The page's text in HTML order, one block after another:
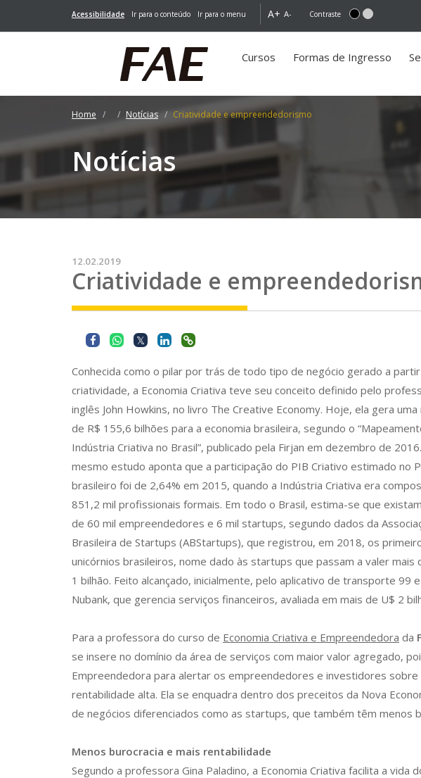
Acessibilidade Ir para o conteúdo Ir para o menu A+ A- Contraste
Cursos Formas de Ingresso
Home Notícias Criatividade e empreendedorismo
Notícias
12.02.2019
Criatividade e
Conhecida como o pilar por trás de todo tipo de negócio gerado a
criatividade, a Economia Criativa teve seu conceito definido pelo
inglês John Howkins, no livro The Creative Economy. Hoje, ela gera uma
de R$ 155,6 bilhões para a economia brasileira, segundo o
Indústria Criativa no Brasil”, publicado pela Firjan em dezembro de
mesmo estudo aponta que a participação do PIB Criativo estimado no
brasileiro foi de 2,64% em 2015, quando a Indústria Criativa era
851,2 mil profissionais formais. Em todo o Brasil, estima-se que
de 60 mil empreendedores e 6 mil startups, segundo dados da
Brasileira de Startups (ABStartups), que registrou, em 2018, os
unicórnios brasileiros, nome dado às startups que passam a valer mais
1 bilhão. Feito alcançado, inicialmente, pelo aplicativo de transporte 99
Nubank, que gerencia serviços financeiros, avaliada em mais de U$ 2
Para a professora do curso de Economia Criativa e Empreendedora da
se insere no domínio da área de serviços com maior valor agregado,
Empreendedora para alertar os empreendedores e investidores
rentabilidade alta. Ela se enquadra dentro dos preceitos da Nova
de negócios diferenciados como as startups, que também têm menos
Menos burocracia e mais rentabilidade
Segundo a professora Gina Paladino, a Economia Criativa facilita a